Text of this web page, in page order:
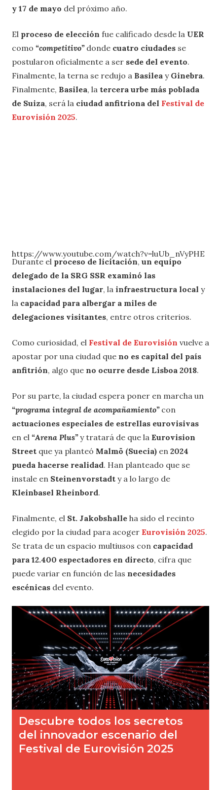
y 17 de mayo del próximo año.
El proceso de elección fue calificado desde la UER
como “competitivo” donde cuatro ciudades se
postularon oficialmente a ser sede del evento.
Finalmente, la terna se redujo a Basilea y Ginebra.
Finalmente, Basilea, la tercera urbe más poblada
de Suiza, será la ciudad anfitriona del Festival de
Eurovisión 2025.
https://www.youtube.com/watch?v=luUb_nVyPHE
Durante el proceso de licitación, un equipo
delegado de la SRG SSR examinó las
instalaciones del lugar, la infraestructura local y
la capacidad para albergar a miles de
delegaciones visitantes, entre otros criterios.
Como curiosidad, el Festival de Eurovisión vuelve a
apostar por una ciudad que no es capital del país
anfitrión, algo que no ocurre desde Lisboa 2018.
Por su parte, la ciudad espera poner en marcha un
“programa integral de acompañamiento”con
actuaciones especiales de estrellas eurovisivas
en el “Arena Plus”y tratará de que la Eurovision
Street que ya planteó Malmö (Suecia) en 2024
pueda hacerse realidad. Han planteado que se
instale en Steinenvorstadt y a lo largo de
Kleinbasel Rheinbord.
Finalmente, el St. Jakobshalle ha sido el recinto
elegido por la ciudad para acoger Eurovisión 2025.
Se trata de un espacio multiusos con capacidad
para 12.400 espectadores en directo, cifra que
puede variar en función de las necesidades
escénicas del evento.